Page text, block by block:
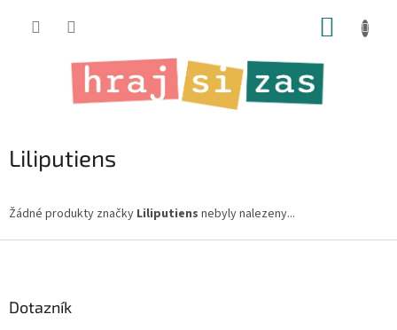
Liliputiens
Žádné produkty značky Liliputiens nebyly nalezeny...
Dotazník